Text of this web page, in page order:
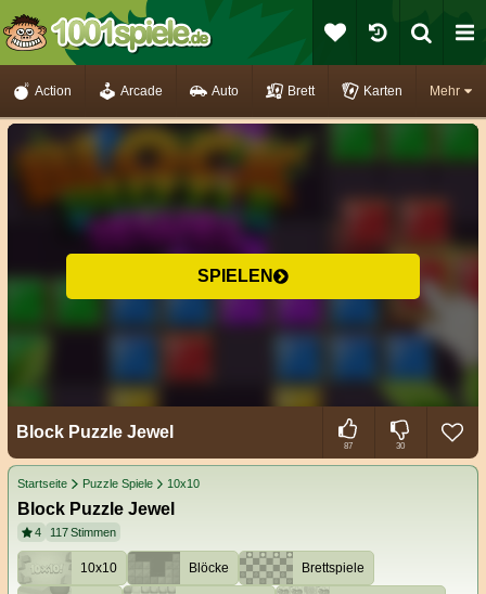
Mehr
Action Arcade Auto Brett Karten
SPIELEN
Block Puzzle Jewel
87 30
Startseite Puzzle Spiele 10x10
Block Puzzle Jewel
4 117Stimmen
10x10 Blöcke Brettspiele